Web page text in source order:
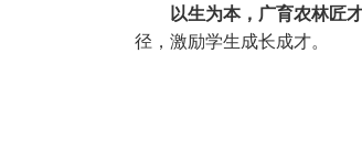
以生为本，广育农林匠才
径，激励学生成长成才。